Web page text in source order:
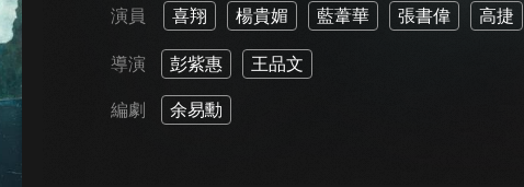
演員 喜翔 楊貴媚 藍葦華 張書偉 高捷
導演 彭紫惠 王品文
編劇 余易勳